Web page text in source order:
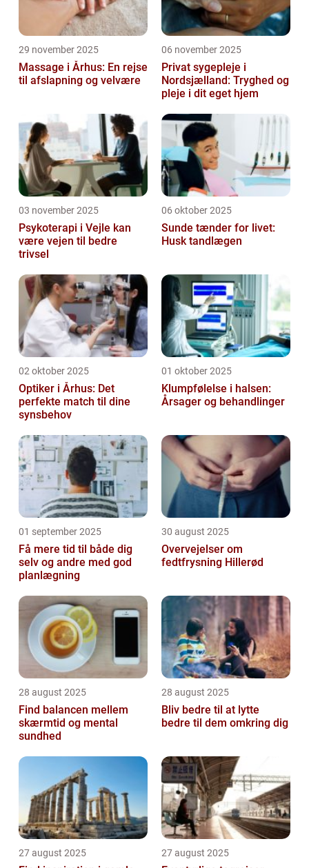
29 november 2025
Massage i Århus: En rejse
til afslapning og velvære
06 november 2025
Privat sygepleje i
Nordsjælland: Tryghed og
pleje i dit eget hjem
03 november 2025
Psykoterapi i Vejle kan
være vejen til bedre
trivsel
06 oktober 2025
Sunde tænder for livet:
Husk tandlægen
02 oktober 2025
Optiker i Århus: Det
perfekte match til dine
synsbehov
01 oktober 2025
Klumpfølelse i halsen:
Årsager og behandlinger
01 september 2025
Få mere tid til både dig
selv og andre med god
planlægning
30 august 2025
Overvejelser om
fedtfrysning Hillerød
28 august 2025
Find balancen mellem
skærmtid og mental
sundhed
28 august 2025
Bliv bedre til at lytte
bedre til dem omkring dig
27 august 2025 27 august 2025